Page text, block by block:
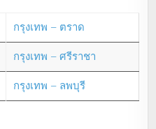
กรุงเทพ – ตราด
กรุงเทพ – ศรีราชา
กรุงเทพ – ลพบุรี